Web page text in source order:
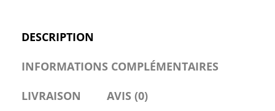
DESCRIPTION
INFORMATIONS COMPLÉMENTAIRES
LIVRAISON
AVIS (0)